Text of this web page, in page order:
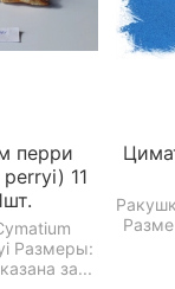
перри
11
Размеры:
за...